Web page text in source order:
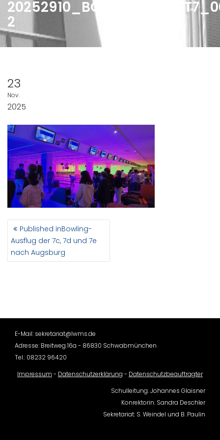
2
23
Nov.
2025
BEITRAGSNAVIGATION
Published inBowling-
Ausflug der 7c, 7d und 7e
nach Augsburg
E-Mail: sekretariat@lwms.de
Adresse: Breitweg 16a - 86830 Schwabmünchen
Tel.: 08232 96420
Impressum - Datenschutzerklärung - Datenschutzbeauftragter
Schulleitung: Johannes Glaisner
Konrektorin: Sandra Deschler
Sekretariat: S. Weindel und B. Paulin